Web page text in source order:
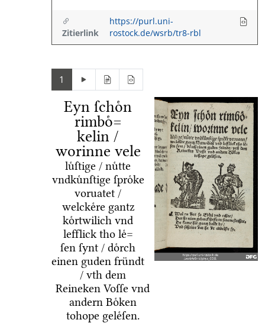
Zitierlink
https://purl.uni-
rostock.de/wsrb/tr8-rbl
1
Eyn ſchoͤn
rimboͤ=
kelin /
worinne vele
luͤſtige / nuͤtte
vndkuͤnſtige ſproͤke
voruatet /
welckeͤre gantz
koͤrtwilich vnd
lefflick tho leͤ=
ſen ſynt / doͤrch
einen guden fründt
/ vth dem
Reineken Voſſe vnd
andern Boͤken
tohope geleͤſen.